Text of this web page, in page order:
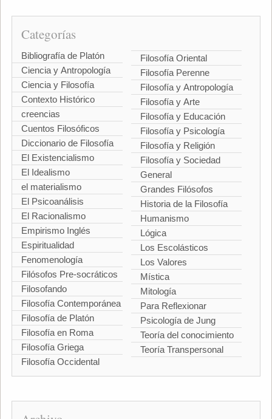
Categorías
Bibliografía de Platón
Ciencia y Antropología
Ciencia y Filosofía
Contexto Histórico
creencias
Cuentos Filosóficos
Diccionario de Filosofía
El Existencialismo
El Idealismo
el materialismo
El Psicoanálisis
El Racionalismo
Empirismo Inglés
Espiritualidad
Fenomenología
Filósofos Pre-socráticos
Filosofando
Filosofía Contemporánea
Filosofía de Platón
Filosofía en Roma
Filosofía Griega
Filosofía Occidental
Filosofía Oriental
Filosofía Perenne
Filosofía y Antropología
Filosofía y Arte
Filosofía y Educación
Filosofía y Psicología
Filosofía y Religión
Filosofía y Sociedad
General
Grandes Filósofos
Historia de la Filosofía
Humanismo
Lógica
Los Escolásticos
Los Valores
Mística
Mitología
Para Reflexionar
Psicología de Jung
Teoría del conocimiento
Teoría Transpersonal